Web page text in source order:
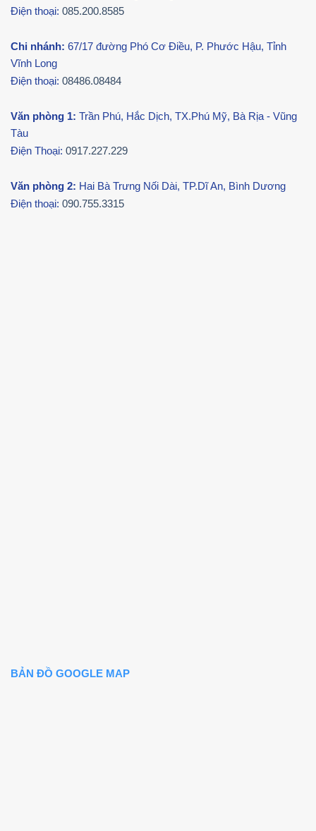
Điện thoại: 085.200.8585
Chi nhánh: 67/17 đường Phó Cơ Điều, P. Phước Hậu, Tỉnh
Vĩnh Long
Điện thoại: 08486.08484
Văn phòng 1: Trần Phú, Hắc Dịch, TX.Phú Mỹ, Bà Rịa - Vũng
Tàu
Điện Thoại: 0917.227.229
Văn phòng 2: Hai Bà Trưng Nối Dài, TP.Dĩ An, Bình Dương
Điện thoại: 090.755.3315
BẢN ĐỒ GOOGLE MAP